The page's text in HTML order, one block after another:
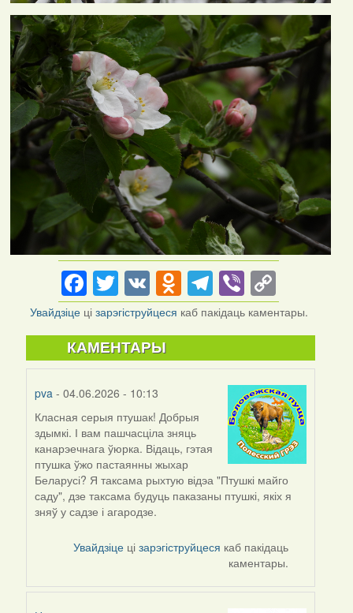
Facebook
Twitter
VKOdnoklassniki
Telegram
Viber
Link
Увайдзіце цізарэгіструйцеся каб пакідаць каментары.
КАМЕНТАРЫ
pva - 04.06.2026 - 10:13
Класная серыя птушак! Добрыя
здымкі. І вам пашчасціла зняць
канарэечнага ўюрка. Відаць, гэтая
птушка ўжо пастаянны жыхар
Беларусі? Я таксама рыхтую відэа "Птушкі майго
саду", дзе таксама будуць паказаны птушкі, якіх я
зняў у садзе і агародзе.
Увайдзіце цізарэгіструйцеся каб пакідаць
каментары.